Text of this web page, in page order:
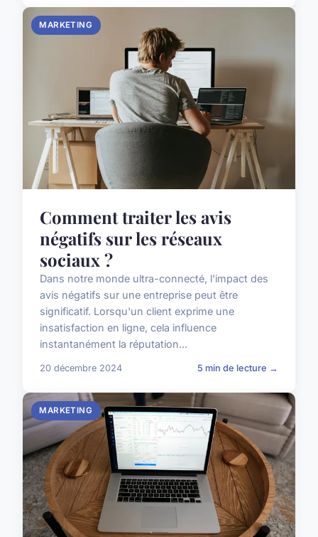
MARKETING
Comment traiter les avis
négatifs sur les réseaux
sociaux ?
Dans notre monde ultra-connecté, l'impact des
avis négatifs sur une entreprise peut être
significatif. Lorsqu'un client exprime une
insatisfaction en ligne, cela influence
instantanément la réputation...
20 décembre 2024 5 min de lecture →
MARKETING